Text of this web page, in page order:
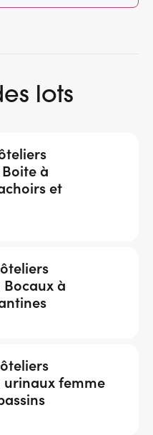
lots
à
et
à
urinaux femme